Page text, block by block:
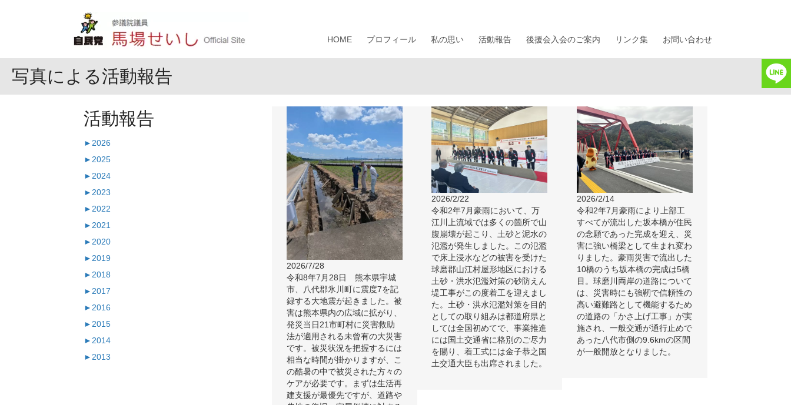
HOME プロフィール 私の思い 活動報告 後援会入会のご案内 リンク集 お問い合わせ
写真による活動報告
活動報告
► 2026
► 2025
► 2024
► 2023
► 2022
► 2021
► 2020
► 2019
► 2018
► 2017
► 2016
► 2015
► 2014
► 2013
2026/7/28
令和8年7月28日 熊本県宇城
市、八代郡氷川町に震度7を記
録する大地震が起きました。被
害は熊本県内の広域に拡がり、
発災当日21市町村に災害救助
法が適用される未曾有の大災害
です。被災状況を把握するには
相当な時間が掛かりますが、こ
の酷暑の中で被災された方々の
ケアが必要です。まずは生活再
建支援が最優先ですが、道路や
2026/2/22
令和2年7月豪雨において、万
江川上流域では多くの箇所で山
腹崩壊が起こり、土砂と泥水の
氾濫が発生しました。この氾濫
で床上浸水などの被害を受けた
球磨郡山江村屋形地区における
土砂・洪水氾濫対策の砂防えん
堤工事がこの度着工を迎えまし
た。土砂・洪水氾濫対策を目的
としての取り組みは都道府県と
しては全国初めてで、事業推進
には国土交通省に格別のご尽力
を賜り、着工式には金子恭之国
土交通大臣も出席されました。
2026/2/14
令和2年7月豪雨により上部工
すべてが流出した坂本橋が住民
の念願であった完成を迎え、災
害に強い橋梁として生まれ変わ
りました。豪雨災害で流出した
10橋のうち坂本橋の完成は5橋
目。球磨川両岸の道路について
は、災害時にも強靭で信頼性の
高い避難路として機能するため
の道路の「かさ上げ工事」が実
施され、一般交通が通行止めで
あった八代市側の9.6kmの区間
が一般開放となりました。